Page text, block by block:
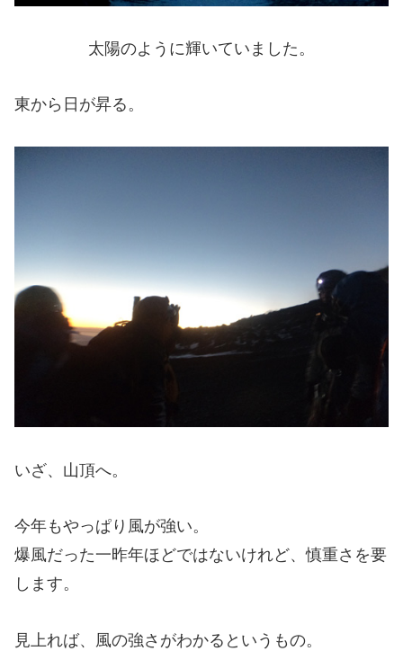
太陽のように輝いていました。
東から日が昇る。
いざ、山頂へ。
今年もやっぱり風が強い。
爆風だった一昨年ほどではないけれど、慎重さを要
します。
見上れば、風の強さがわかるというもの。